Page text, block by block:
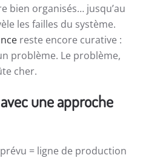
bien organisés… jusqu’au
les failles du système.
reste encore curative :
problème. Le problème,
cher.
une approche
= ligne de production